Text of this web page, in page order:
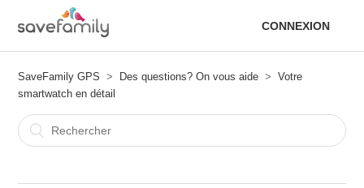
CONNEXION
SaveFamily GPS Des questions? On vous aide
Votre
smartwatch en détail